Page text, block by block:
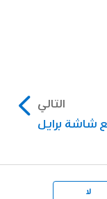
التالي
شاشة برايل
لا